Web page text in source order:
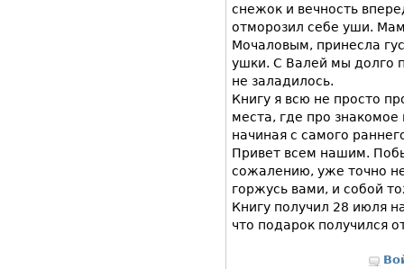
снежок и вечность
отморозил себе уши.
Мочаловым, принесла
ушки. С Валей мы долго
не заладилось.
Книгу я всю не просто
места, где про
начиная с самого
Привет всем нашим.
сожалению, уже точно
горжусь вами, и собой
Книгу получил 28 июля
что подарок получился